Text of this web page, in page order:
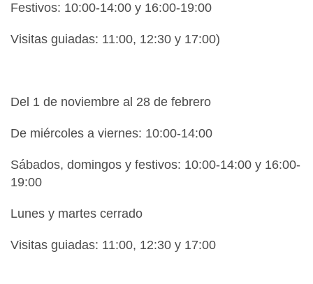
Festivos: 10:00-14:00 y 16:00-19:00
Visitas guiadas: 11:00, 12:30 y 17:00)
Del 1 de noviembre al 28 de febrero
De miércoles a viernes: 10:00-14:00
Sábados, domingos y festivos: 10:00-14:00 y 16:00-
19:00
Lunes y martes cerrado
Visitas guiadas: 11:00, 12:30 y 17:00